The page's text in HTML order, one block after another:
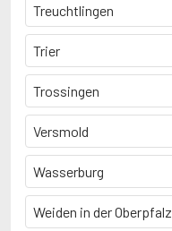
Treuchtlingen
Trier
Trossingen
Versmold
Wasserburg
Weiden in der Oberpfalz